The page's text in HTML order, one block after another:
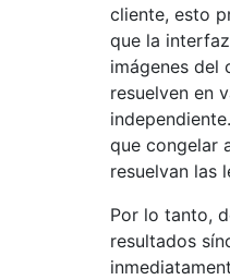
cliente, esto
que la
imágenes del
resuelven en
que congelar
resuelvan las
Por lo tanto,
resultados